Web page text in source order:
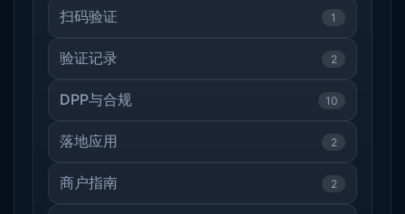
扫码验证 1
验证记录 2
DPP与合规 10
落地应用 2
商户指南 2